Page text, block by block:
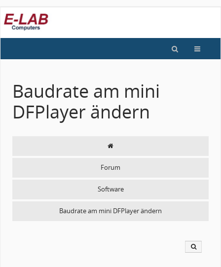
Baudrate am mini
DFPlayer ändern
Forum
Software
Baudrate am mini DFPlayer ändern